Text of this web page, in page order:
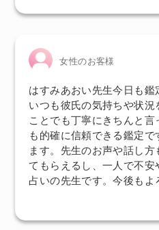
女性のお客様
はすみあおい先生今日も
いつも彼氏の気持ちや状
ことでも丁寧にきちんと
も的確に信頼できる鑑定
ます。先生のお声や話し
てもらえるし、一人で不安
占いの先生です。今後もよ